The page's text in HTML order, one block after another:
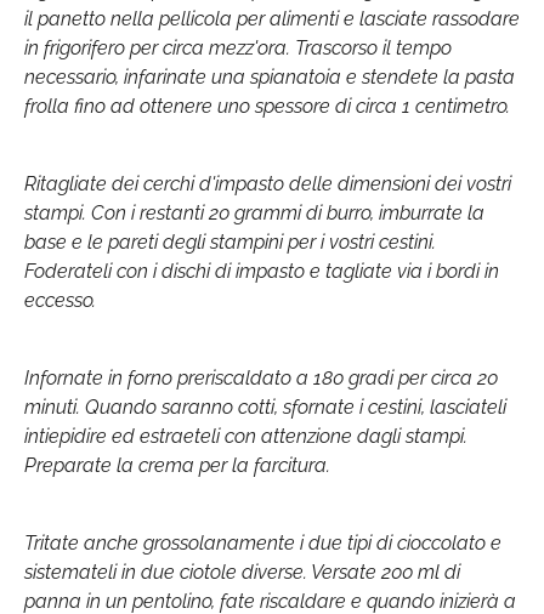
il panetto nella pellicola per alimenti e lasciate rassodare
in frigorifero per circa mezz'ora. Trascorso il tempo
necessario, infarinate una spianatoia e stendete la pasta
frolla fino ad ottenere uno spessore di circa 1 centimetro.
Ritagliate dei cerchi d'impasto delle dimensioni dei vostri
stampi. Con i restanti 20 grammi di burro, imburrate la
base e le pareti degli stampini per i vostri cestini.
Foderateli con i dischi di impasto e tagliate via i bordi in
eccesso.
Infornate in forno preriscaldato a 180 gradi per circa 20
minuti. Quando saranno cotti, sfornate i cestini, lasciateli
intiepidire ed estraeteli con attenzione dagli stampi.
Preparate la crema per la farcitura.
Tritate anche grossolanamente i due tipi di cioccolato e
sistemateli in due ciotole diverse. Versate 200 ml di
panna in un pentolino, fate riscaldare e quando inizierà a